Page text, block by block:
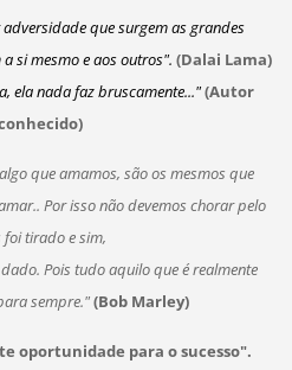
que surgem as grandes
si mesmo e aos outros". (Dalai Lama)
ela nada faz bruscamente..."(Autor
que amamos, são os mesmos que
Por isso não devemos chorar pelo
foi tirado e sim,
Pois tudo aquilo que é realmente
sempre."(Bob Marley)
oportunidade para o sucesso".